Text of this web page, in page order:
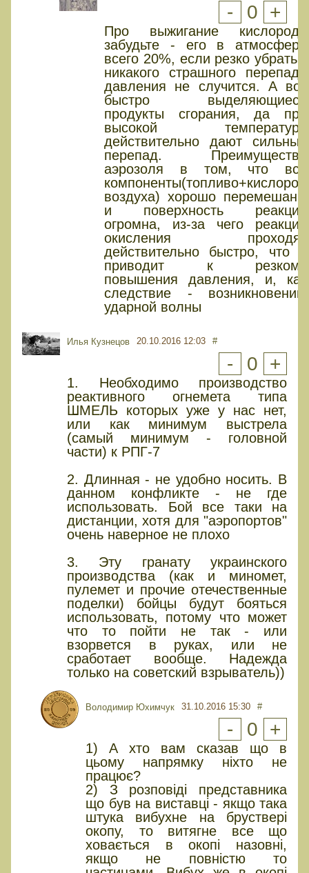
- 0 +
Про выжигание кислорода
забудьте - его в атмосфере
всего 20%, если резко убрать -
никакого страшного перепада
давления не случится. А вот
быстро выделяющиеся
продукты сгорания, да при
высокой температуре
действительно дают сильный
перепад. Преимущество
аэрозоля в том, что все
компоненты(топливо+кислород
воздуха) хорошо перемешаны
и поверхность реакции
огромна, из-за чего реакции
окисления проходят
действительно быстро, что и
приводит к резкому
повышения давления, и, как
следствие - возникновению
ударной волны
Илья Кузнецов 20.10.2016 12:03 #
- 0 +
1. Необходимо производство
реактивного огнемета типа
ШМЕЛЬ которых уже у нас нет,
или как минимум выстрела
(самый минимум - головной
части) к РПГ-7
2. Длинная - не удобно носить. В
данном конфликте - не где
использовать. Бой все таки на
дистанции, хотя для "аэропортов"
очень наверное не плохо
3. Эту гранату украинского
производства (как и миномет,
пулемет и прочие отечественные
поделки) бойцы будут бояться
использовать, потому что может
что то пойти не так - или
взорвется в руках, или не
сработает вообще. Надежда
только на советский взрыватель))
Володимир Юхимчук 31.10.2016 15:30 #
- 0 +
1) А хто вам сказав що в
цьому напрямку ніхто не
працює?
2) З розповіді представника
що був на виставці - якщо така
штука вибухне на бруствері
окопу, то витягне все що
ховається в окопі назовні,
якщо не повністю то